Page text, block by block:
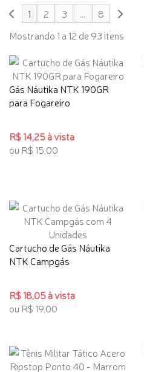
1 2 3 ...
8
Mostrando 1 a 12 de 93 itens
Gás Náutika NTK 190GR
para Fogareiro
R$ 14,25 à vista
ou R$ 15,00
Cartucho de Gás Náutika
NTK Campgás
R$ 18,05 à vista
ou R$ 19,00